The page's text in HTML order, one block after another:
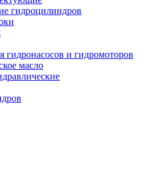
гидроцилиндров
гидронасосов и гидромоторов
масло